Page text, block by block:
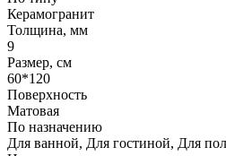
Керамогранит
Толщина, мм
9
Размер, см
60*120
Поверхность
Матовая
По назначению
Для ванной, Для гостиной, Для